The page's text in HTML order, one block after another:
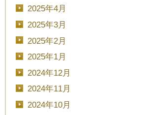
2025年4月
2025年3月
2025年2月
2025年1月
2024年12月
2024年11月
2024年10月